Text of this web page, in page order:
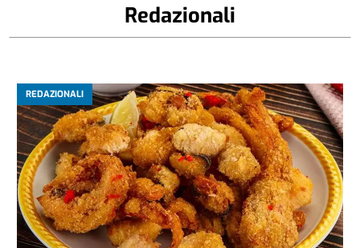
Redazionali
REDAZIONALI